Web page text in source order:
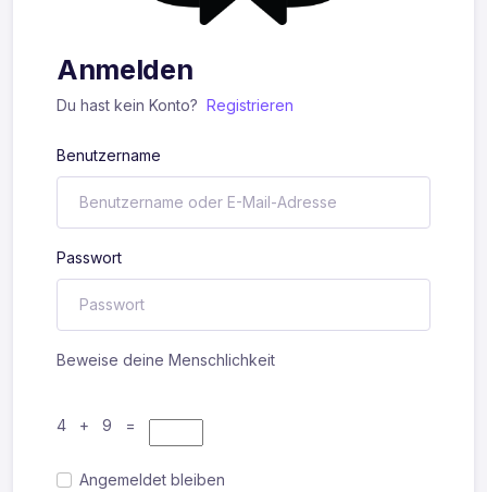
Anmelden
Du hast kein Konto? Registrieren
Benutzername
Passwort
Beweise deine Menschlichkeit
4 + 9 =
Angemeldet bleiben